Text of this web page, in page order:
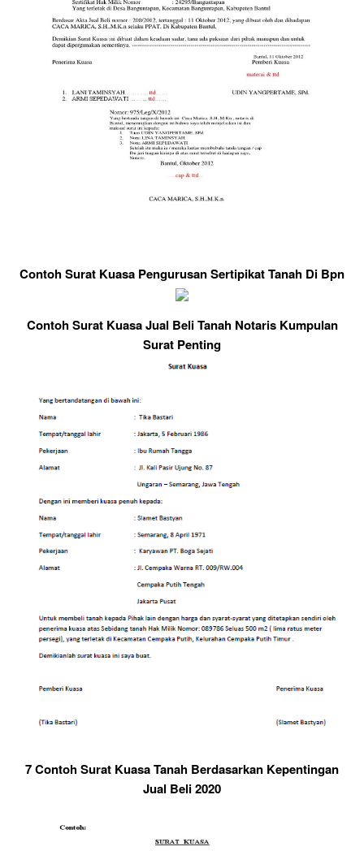
Contoh Surat Kuasa Pengurusan Sertipikat Tanah Di Bpn
Contoh Surat Kuasa Jual Beli Tanah Notaris Kumpulan
Surat Penting
7 Contoh Surat Kuasa Tanah Berdasarkan Kepentingan
Jual Beli 2020